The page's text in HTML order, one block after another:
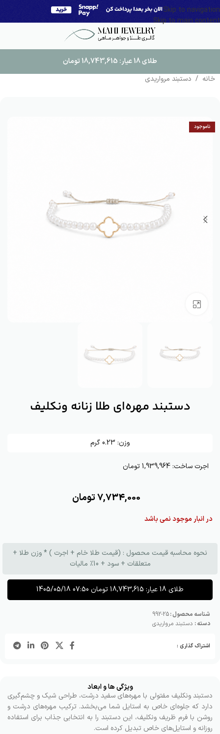
Skip to navigation
Skip to main content
طلای 18 عیار: 18,743,615 تومان
خانه / دستبند مرواریدی
ناموجود
دستبند مهره‌ای طلا زنانه ونکلیف
وزن: 0.23گرم
اجرت ساخت:1,939,964 تومان
7,734,000تومان
در انبار موجود نمی باشد
نحوه محاسبه قیمت محصول : (قیمت طلا خام + اجرت ) * وزن طلا +
متعلقات + سود + 10٪ مالیات
طلای 18 عیار: 18,743,615تومان 1405/05/18 07:50
شناسه محصول :25-992
دسته : دستبند مرواریدی
اشتراک گذاری :
ویژگی ها و ابعاد
دستبند ونکلیف مفتولی با مهره‌های سفید درشت، طراحی شیک و چشم‌گیری
دارد که جلوه‌ای خاص به استایل شما می‌بخشد. ترکیب مهره‌های درشت و
روشن با فرم ظریف ونکلیف، این دستبند را به انتخابی جذاب برای استفاده
روزانه و استایل‌های خاص تبدیل کرده است.